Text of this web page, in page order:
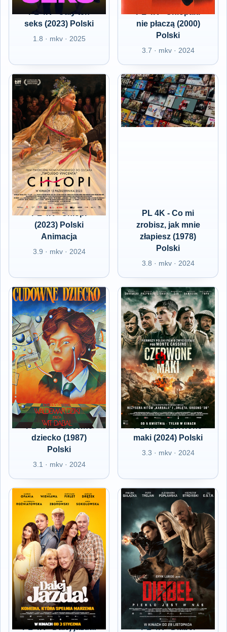
PL 4K - Cały ten
seks (2023) Polski
1.8 · mkv · 2025
nie płaczą (2000)
Polski
3.7 · mkv · 2024
PL 4K - Chłopi
(2023) Polski
Animacja
3.9 · mkv · 2024
PL 4K - Co mi
zrobisz, jak mnie
złapiesz (1978)
Polski
3.8 · mkv · 2024
PL 4K - Cudowne
dziecko (1987)
Polski
3.1 · mkv · 2024
PL 4K - Czerwone
maki (2024) Polski
3.3 · mkv · 2024
PL 4K - Dalej jazda!
PL 4K - Diabeł